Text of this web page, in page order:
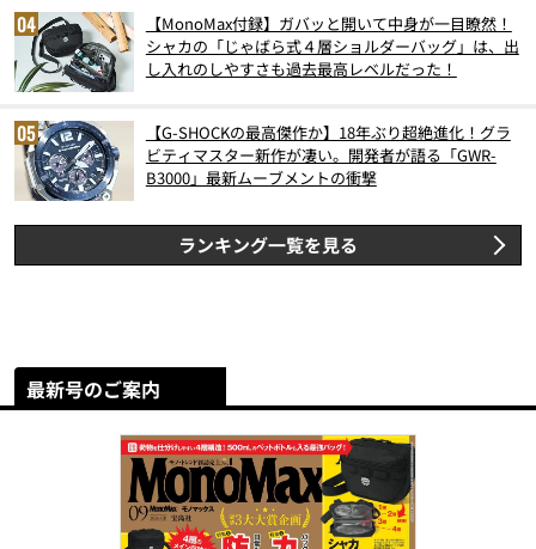
【MonoMax付録】ガバッと開いて中身が一目瞭然！
シャカの「じゃばら式４層ショルダーバッグ」は、出
し入れのしやすさも過去最高レベルだった！
【G-SHOCKの最高傑作か】18年ぶり超絶進化！グラ
ビティマスター新作が凄い。開発者が語る「GWR-
B3000」最新ムーブメントの衝撃
ランキング一覧を見る
最新号のご案内